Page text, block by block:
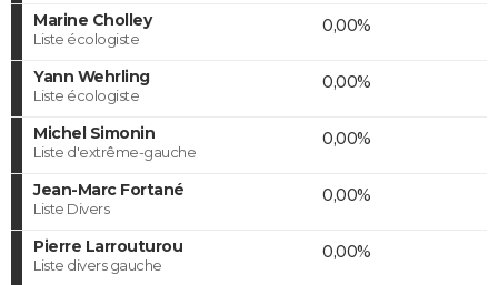
Marine Cholley
Liste écologiste
0,00%
Yann Wehrling
Liste écologiste
0,00%
Michel Simonin
Liste d'extrême-gauche
0,00%
Jean-Marc Fortané
Liste Divers
0,00%
Pierre Larrouturou
Liste divers gauche
0,00%